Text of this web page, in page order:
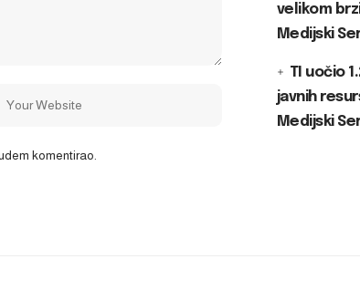
komentirao.
velikom
Medijski
TI uočio
javnih
Medijski